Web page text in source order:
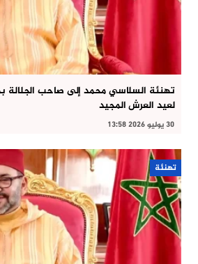
لعيد العرش المجيد
30 يوليو 2026 13:58
تهنئة